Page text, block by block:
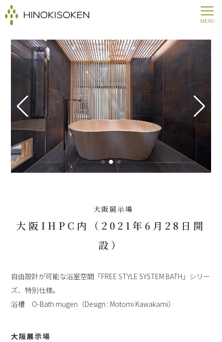
大阪展示場
大阪IHPC内（2021年6月28日開
設）
自由設計が可能な浴室空間「FREE STYLE SYSTEM BATH」シリー
ズ、特別仕様。
浴槽 O-Bath mugen（Design : Motomi Kawakami）
大阪展示場